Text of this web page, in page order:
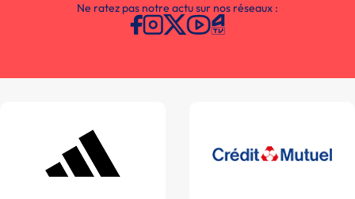
Ne ratez pas notre actu sur nos réseaux :